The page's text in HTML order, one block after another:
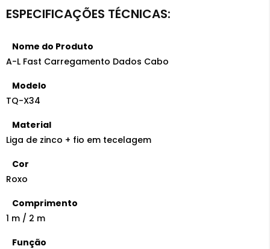
Nome do Produto
A-L Fast Carregamento Dados Cabo
Modelo
TQ-X34
Material
Liga de zinco + fio em tecelagem
Cor
Roxo
Comprimento
1 m / 2 m
Função